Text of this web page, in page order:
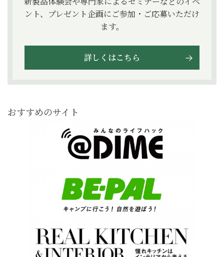
ント、プレゼント企画にご参加・ご応募いただけ
ます。
詳しくはこちら
おすすめのサイト